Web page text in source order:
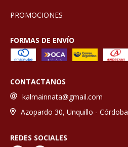
PROMOCIONES
FORMAS DE ENVÍO
CONTACTANOS
kalmainnata@gmail.com
Azopardo 30, Unquillo - Córdoba
REDES SOCIALES